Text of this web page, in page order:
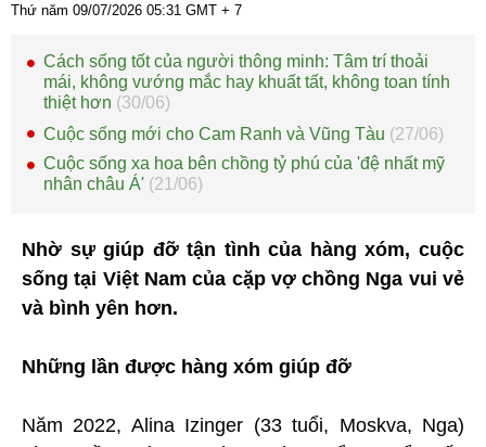
Thứ năm 09/07/2026 05:31 GMT + 7
Cách sống tốt của người thông minh: Tâm trí thoải
mái, không vướng mắc hay khuất tất, không toan tính
thiệt hơn (30/06)
Cuộc sống mới cho Cam Ranh và Vũng Tàu (27/06)
Cuộc sống xa hoa bên chồng tỷ phú của 'đệ nhất mỹ
nhân châu Á' (21/06)
Nhờ sự giúp đỡ tận tình của hàng xóm, cuộc
sống tại Việt Nam của cặp vợ chồng Nga vui vẻ
và bình yên hơn.
Những lần được hàng xóm giúp đỡ
Năm 2022, Alina Izinger (33 tuổi, Moskva, Nga)